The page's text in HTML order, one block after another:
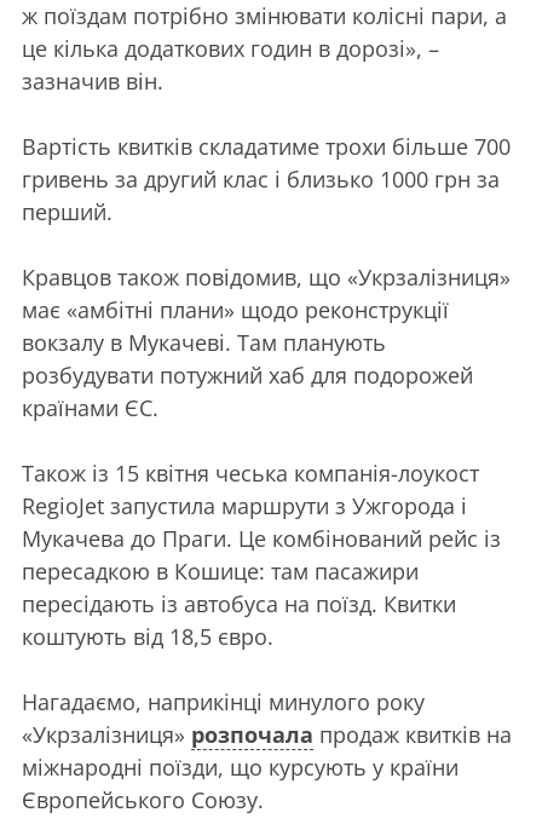
ж поїздам потрібно змінювати колісні пари, а
це кілька додаткових годин в дорозі», –
зазначив він.
Вартість квитків складатиме трохи більше 700
гривень за другий клас і близько 1000 грн за
перший.
Кравцов також повідомив, що «Укрзалізниця»
має «амбітні плани» щодо реконструкції
вокзалу в Мукачеві. Там планують
розбудувати потужний хаб для подорожей
країнами ЄС.
Також із 15 квітня чеська компанія-лоукост
RegioJet запустила маршрути з Ужгорода і
Мукачева до Праги. Це комбінований рейс із
пересадкою в Кошице: там пасажири
пересідають із автобуса на поїзд. Квитки
коштують від 18,5 євро.
Нагадаємо, наприкінці минулого року
«Укрзалізниця» розпочала продаж квитків на
міжнародні поїзди, що курсують у країни
Європейського Союзу.